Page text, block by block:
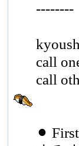
--------
call
call
⚫︎